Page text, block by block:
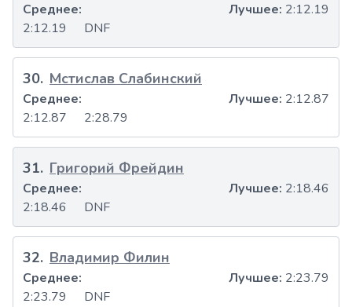
2:12.19 DNF
Среднее: Лучшее: 2:12.19
30. Мстислав Слабинский
2:12.87 2:28.79
Среднее: Лучшее: 2:12.87
31. Григорий Фрейдин
2:18.46 DNF
Среднее: Лучшее: 2:18.46
32. Владимир Филин
2:23.79 DNF
Среднее: Лучшее: 2:23.79